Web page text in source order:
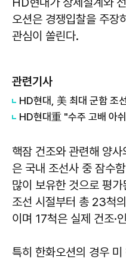
오션은 경쟁입찰을 주장
관심이 쏠린다.
관련기사
HD현대, 美 최대 군함 조
핵잠 건조와 관련해 양
은 국내 조선사 중 잠수
많이 보유한 것으로 평
조선 시절부터 총 23척
이며 17척은 실제 건조·
특히 한화오션의 경우 미